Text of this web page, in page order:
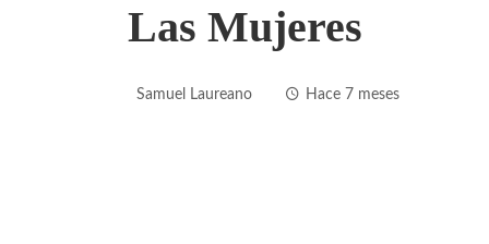
Las Mujeres
Samuel Laureano Hace 7 meses